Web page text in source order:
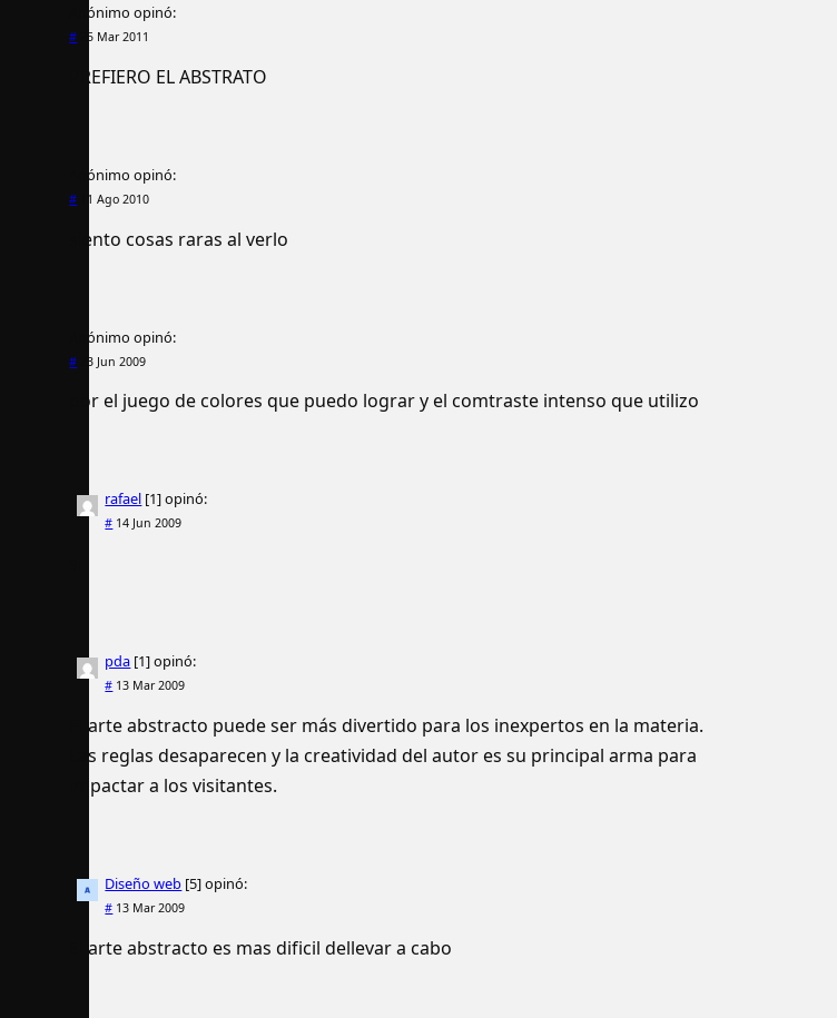
Anónimo opinó:
# 25 Mar 2011
PREFIERO EL ABSTRATO
Anónimo opinó:
# 11 Ago 2010
siento cosas raras al verlo
Anónimo opinó:
# 23 Jun 2009
por el juego de colores que puedo lograr y el comtraste intenso que utilizo
rafael [1]opinó:
# 14 Jun 2009
pda [1]opinó:
# 13 Mar 2009
El arte abstracto puede ser más divertido para los inexpertos en la materia.
Las reglas desaparecen y la creatividad del autor es su principal arma para
impactar a los visitantes.
Diseño web [5]opinó:
# 13 Mar 2009
El arte abstracto es mas dificil dellevar a cabo